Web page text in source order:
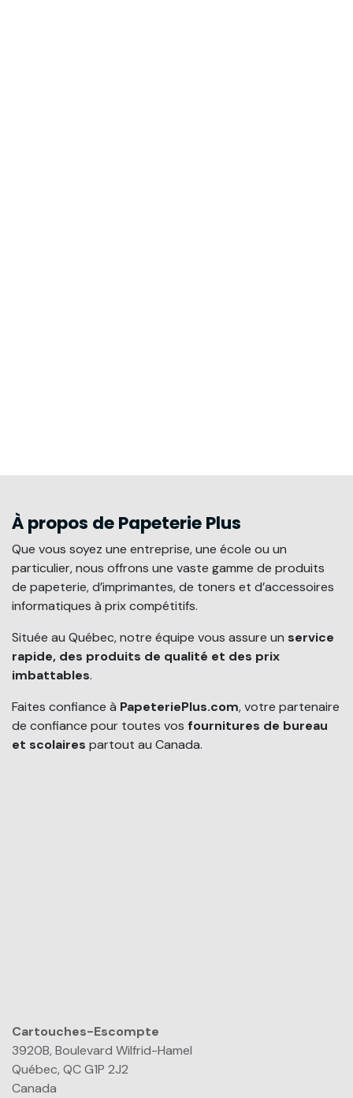
À propos de Papeterie Plus
Que vous soyez une entreprise, une école ou un
particulier, nous offrons une vaste gamme de produits
de papeterie, d’imprimantes, de toners et d’accessoires
informatiques à prix compétitifs.
Située au Québec, notre équipe vous assure un service
rapide, des produits de qualité et des prix
imbattables.
Faites confiance à PapeteriePlus.com, votre partenaire
de confiance pour toutes vos fournitures de bureau
et scolaires partout au Canada.
Cartouches-Escompte
3920B, Boulevard Wilfrid-Hamel
Québec, QC G1P 2J2
Canada